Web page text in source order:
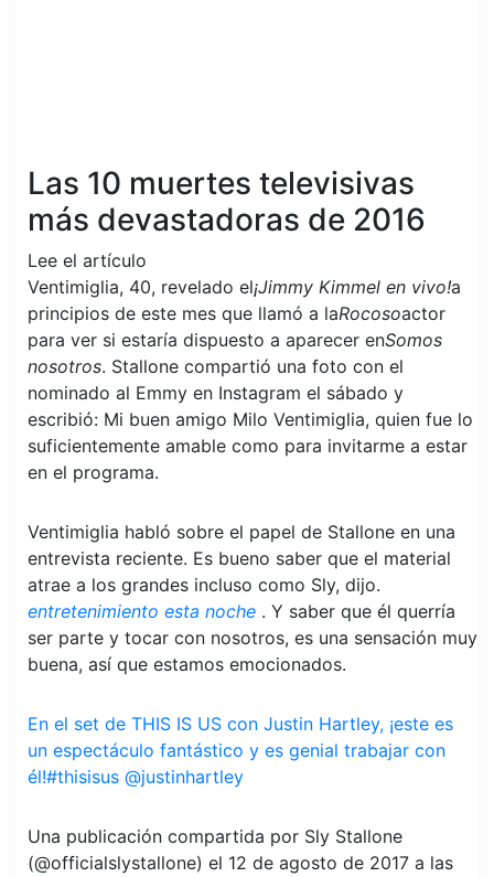
Las 10 muertes televisivas
más devastadoras de 2016
Lee el artículo
Ventimiglia, 40, revelado el¡Jimmy Kimmel en vivo!a
principios de este mes que llamó a laRocosoactor
para ver si estaría dispuesto a aparecer enSomos
nosotros. Stallone compartió una foto con el
nominado al Emmy en Instagram el sábado y
escribió: Mi buen amigo Milo Ventimiglia, quien fue lo
suficientemente amable como para invitarme a estar
en el programa.
Ventimiglia habló sobre el papel de Stallone en una
entrevista reciente. Es bueno saber que el material
atrae a los grandes incluso como Sly, dijo.
entretenimiento esta noche . Y saber que él querría
ser parte y tocar con nosotros, es una sensación muy
buena, así que estamos emocionados.
En el set de THIS IS US con Justin Hartley, ¡este es
un espectáculo fantástico y es genial trabajar con
él!#thisisus @justinhartley
Una publicación compartida por Sly Stallone
(@officialslystallone) el 12 de agosto de 2017 a las